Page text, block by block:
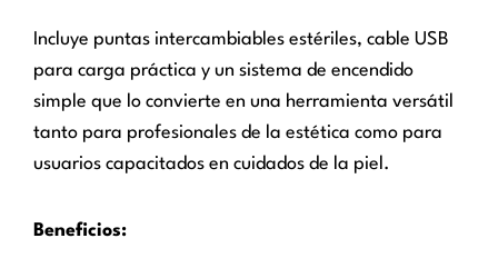
Incluye puntas intercambiables estériles, cable USB
para carga práctica y un sistema de encendido
simple que lo convierte en una herramienta versátil
tanto para profesionales de la estética como para
usuarios capacitados en cuidados de la piel.
Beneficios: